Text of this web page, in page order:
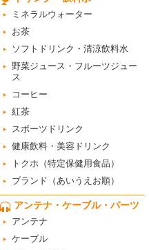
ミネラルウォーター
お茶
ソフトドリンク・清涼飲料水
野菜ジュース・フルーツジュー
ス
コーヒー
紅茶
スポーツドリンク
健康飲料・美容ドリンク
トクホ（特定保健用食品）
ブランド（あいうえお順）
アンテナ・ケーブル・パーツ
アンテナ
ケーブル